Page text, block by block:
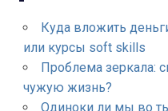
Куда вложить
или курсы soft skills
Проблема зеркала:
чужую жизнь?
Одиноки ли мы во